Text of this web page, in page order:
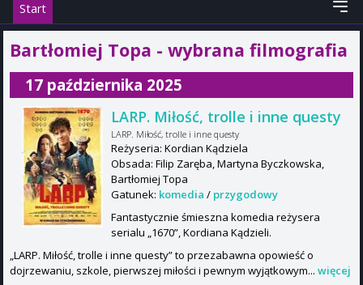
Start
Bartłomiej Topa - wybrana filmografia
17 października 2025
LARP. Miłość, trolle i inne questy
LARP. Miłość, trolle i inne questy
Reżyseria: Kordian Kądziela
Obsada: Filip Zaręba, Martyna Byczkowska,
Bartłomiej Topa
Gatunek: komedia / przygodowy
Fantastycznie śmieszna komedia reżysera
serialu „1670”, Kordiana Kądzieli.
„LARP. Miłość, trolle i inne questy” to przezabawna opowieść o
dojrzewaniu, szkole, pierwszej miłości i pewnym wyjątkowym... więcej